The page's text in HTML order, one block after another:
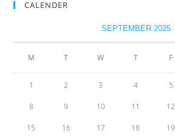
CALENDER
SEPTEMBER 2025
M T W T F
1 2 3 4 5
8 9 10 11 12
15 16 17 18 19